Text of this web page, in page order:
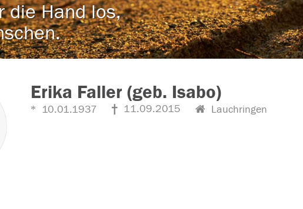
die Hand los,
Erika Faller (geb. Isabo)
10.01.1937 11.09.2015 Lauchringen